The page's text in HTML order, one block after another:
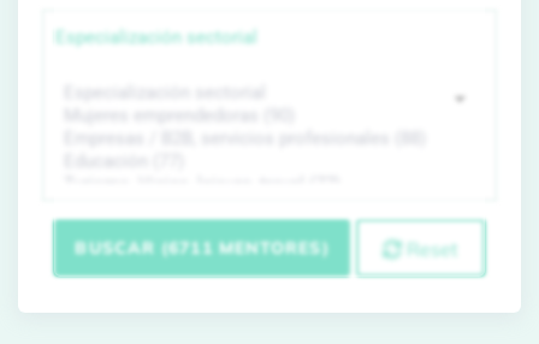
Especialización sectorial
BUSCAR (6711 MENTORES) Reset